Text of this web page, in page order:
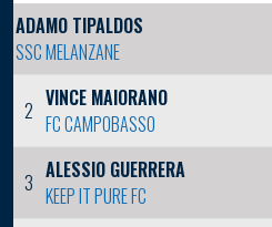
ADAMO TIPALDOS
SSC MELANZANE
2 VINCE MAIORANO
FC CAMPOBASSO
3 ALESSIO GUERRERA
KEEP IT PURE FC